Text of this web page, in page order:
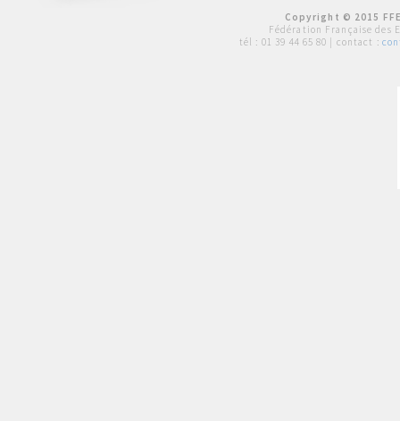
Copyright © 2015
Fédération Française des
tél : 01 39 44 65 80 | contact :